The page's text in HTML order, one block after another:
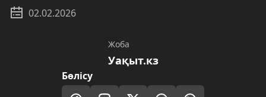
02.02.2026
Жоба
Уақыт.кз
Бөлісу